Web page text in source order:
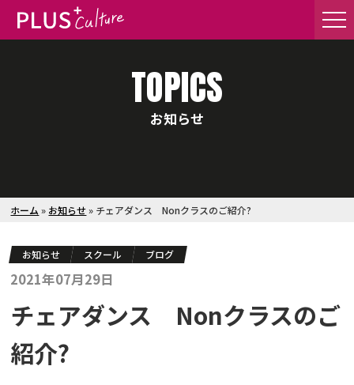
TOPICS
お知らせ
ホーム » お知らせ» チェアダンス Nonクラスのご紹介?
お知らせ スクール ブログ
2021年07月29日
チェアダンス Nonクラスのご
紹介?